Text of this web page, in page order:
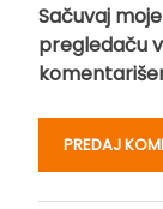
Sačuvaj
pregledaču